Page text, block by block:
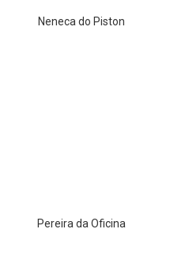
Neneca do Piston
Pereira da Oficina